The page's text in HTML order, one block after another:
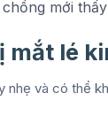
mới
mắt lé
nhẹ và có thể